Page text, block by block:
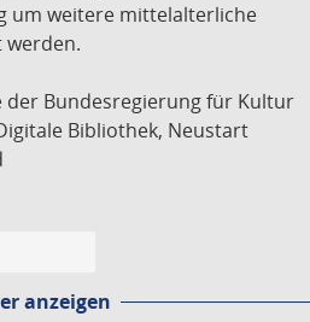
um weitere mittelalterliche
der Bundesregierung für Kultur
Bibliothek, Neustart
anzeigen